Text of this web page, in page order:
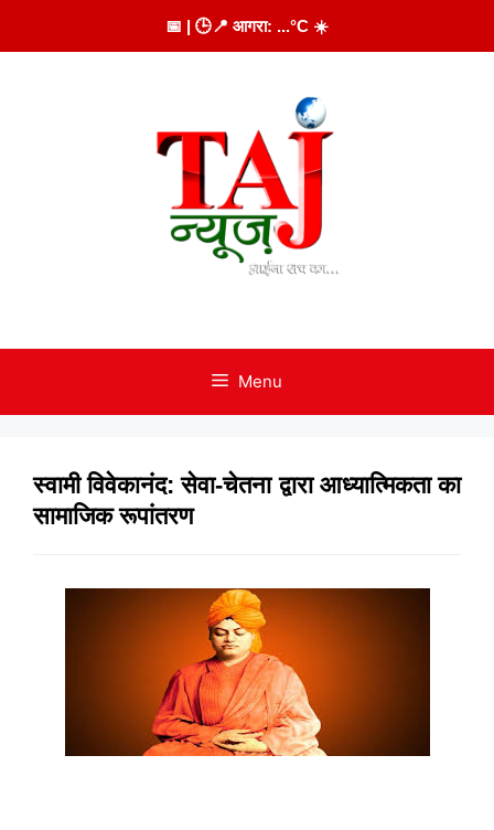
to
📅 | 🕒📍 आगरा: ...°C ☀️
Menu
स्वामी विवेकानंद: सेवा-चेतना द्वारा आध्यात्मिकता का
सामाजिक रूपांतरण